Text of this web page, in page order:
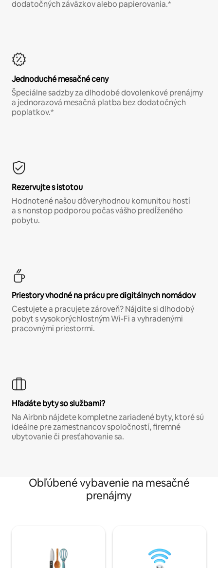
dodatočných záväzkov alebo papierovania.*
Jednoduché mesačné ceny
Špeciálne sadzby za dlhodobé dovolenkové prenájmy
a jednorazová mesačná platba bez dodatočných
poplatkov.*
Rezervujte s istotou
Hodnotené našou dôveryhodnou komunitou hostí
a s nonstop podporou počas vášho predĺženého
pobytu.
Priestory vhodné na prácu pre digitálnych nomádov
Cestujete a pracujete zároveň? Nájdite si dlhodobý
pobyt s vysokorýchlostným Wi-Fi a vyhradenými
pracovnými priestormi.
Hľadáte byty so službami?
Na Airbnb nájdete kompletne zariadené byty, ktoré sú
ideálne pre zamestnancov spoločností, firemné
ubytovanie či presťahovanie sa.
Obľúbené vybavenie na mesačné
prenájmy